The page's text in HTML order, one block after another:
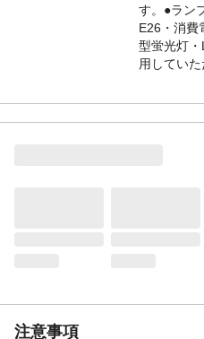
す。●ラン
E26・消費
型蛍光灯
用していた
す。●ラン
E26・消費
消費電力
60Wまで
光源
注意事項